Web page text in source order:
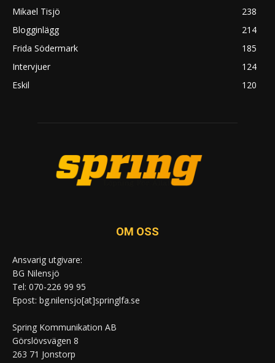
Mikael Tisjö
238
Blogginlägg
214
Frida Södermark
185
Intervjuer
124
Eskil
120
OM OSS
Ansvarig utgivare:
BG Nilensjö
Tel: 070-226 99 95
Epost: bg.nilensjo[at]springlfa.se
Spring Kommunikation AB
Görslövsvägen 8
263 71 Jonstorp